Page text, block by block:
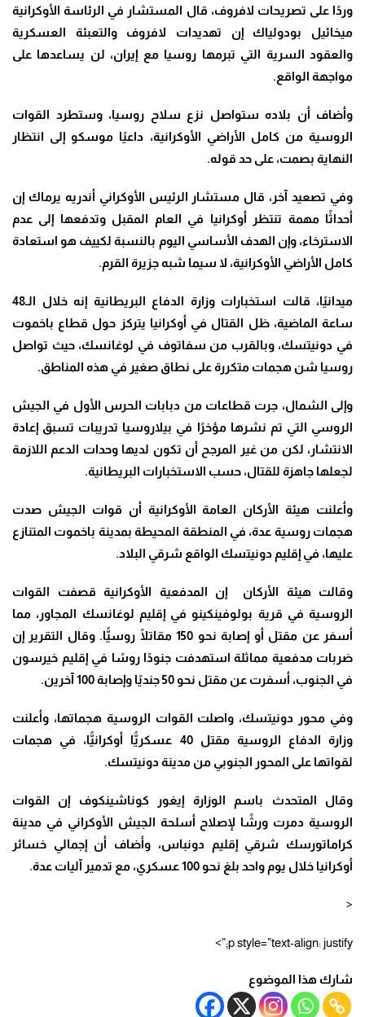
وردًا على تصريحات لافروف، قال المستشار في الرئاسة الأوكرانية
ميخائيل بودولياك إن تهديدات لافروف والتعبئة العسكرية
والعقود السرية التي تبرمها روسيا مع إيران، لن يساعدها على
مواجهة الواقع.
وأضاف أن بلاده ستواصل نزع سلاح روسيا، وستطرد القوات
الروسية من كامل الأراضي الأوكرانية، داعيًا موسكو إلى انتظار
النهاية بصمت، على حد قوله.
وفي تصعيد آخر، قال مستشار الرئيس الأوكراني أندريه يرماك إن
أحداثًا مهمة تنتظر أوكرانيا في العام المقبل وتدفعها إلى عدم
الاسترخاء، وإن الهدف الأساسي اليوم بالنسبة لكييف هو استعادة
كامل الأراضي الأوكرانية، لا سيما شبه جزيرة القرم.
ميدانيًا، قالت استخبارات وزارة الدفاع البريطانية إنه خلال الـ48
ساعة الماضية، ظل القتال في أوكرانيا يتركز حول قطاع باخموت
في دونيتسك، وبالقرب من سفاتوف في لوغانسك، حيث تواصل
روسيا شن هجمات متكررة على نطاق صغير في هذه المناطق.
وإلى الشمال، جرت قطاعات من دبابات الحرس الأول في الجيش
الروسي التي تم نشرها مؤخرًا في بيلاروسيا تدريبات تسبق إعادة
الانتشار، لكن من غير المرجح أن تكون لديها وحدات الدعم اللازمة
لجعلها جاهزة للقتال، حسب الاستخبارات البريطانية.
وأعلنت هيئة الأركان العامة الأوكرانية أن قوات الجيش صدت
هجمات روسية عدة، في المنطقة المحيطة بمدينة باخموت المتنازع
عليها، في إقليم دونيتسك الواقع شرقي البلاد.
وقالت هيئة الأركان إن المدفعية الأوكرانية قصفت القوات
الروسية في قرية بولوفينكينو في إقليم لوغانسك المجاور، مما
أسفر عن مقتل أو إصابة نحو 150 مقاتلًا روسيًّا. وقال التقرير إن
ضربات مدفعية مماثلة استهدفت جنودًا روسًا في إقليم خيرسون
في الجنوب، أسفرت عن مقتل نحو 50 جنديًا وإصابة 100 آخرين.
وفي محور دونيتسك، واصلت القوات الروسية هجماتها، وأعلنت
وزارة الدفاع الروسية مقتل 40 عسكريًّا أوكرانيًّا، في هجمات
لقواتها على المحور الجنوبي من مدينة دونيتسك.
وقال المتحدث باسم الوزارة إيغور كوناشينكوف إن القوات
الروسية دمرت ورشًا لإصلاح أسلحة الجيش الأوكراني في مدينة
كراماتورسك شرقي إقليم دونباس، وأضاف أن إجمالي خسائر
أوكرانيا خلال يوم واحد بلغ نحو 100 عسكري، مع تدمير آليات عدة.
<
p style=”text-align: justify;”>
شارك هذا الموضوع